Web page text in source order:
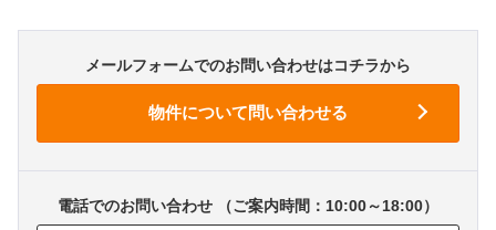
メールフォームでのお問い合わせはコチラから
電話でのお問い合わせ （ご案内時間：10:00～18:00）